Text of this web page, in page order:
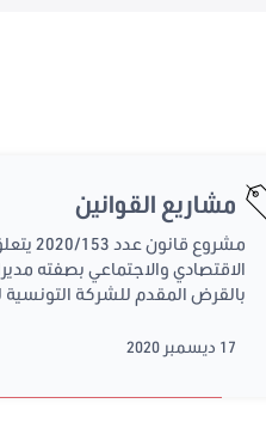
مشاريع القوانين
الاقتصادي والاجتماعي بصفته
بالقرض المقدم للشركة
17 ديسمبر 2020